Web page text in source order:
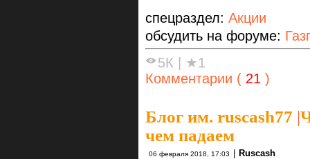
спецраздел: Акции
обсудить на форуме:
5К
★1
Комментарии ( 21 )
Блог им. ruscash77 |
чем падаем
06 февраля 2018, 17:03 Ruscash